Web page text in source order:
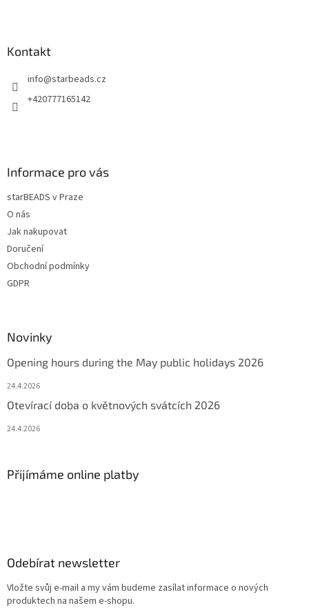
Kontakt
info@starbeads.cz
+420777165142
Informace pro vás
starBEADS v Praze
O nás
Jak nakupovat
Doručení
Obchodní podmínky
GDPR
Novinky
Opening hours during the May public holidays 2026
24.4.2026
Otevírací doba o květnových svátcích 2026
24.4.2026
Přijímáme online platby
Odebírat newsletter
Vložte svůj e-mail a my vám budeme zasílat informace o nových
produktech na našem e-shopu.